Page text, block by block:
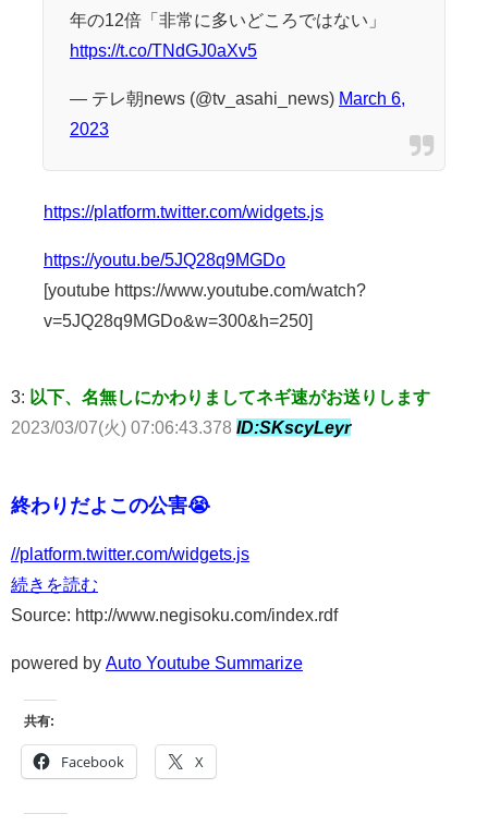
年の12倍「非常に多いどころではない」
https://t.co/TNdGJ0aXv5
— テレ朝news (@tv_asahi_news) March 6,
2023
https://platform.twitter.com/widgets.js
https://youtu.be/5JQ28q9MGDo
[youtube https://www.youtube.com/watch?
v=5JQ28q9MGDo&w=300&h=250]
3: 以下、名無しにかわりましてネギ速がお送りします
2023/03/07(火) 07:06:43.378 ID:SKscyLeyr
終わりだよこの公害😭
//platform.twitter.com/widgets.js
続きを読む
Source: http://www.negisoku.com/index.rdf
powered by Auto Youtube Summarize
共有:
Facebook X